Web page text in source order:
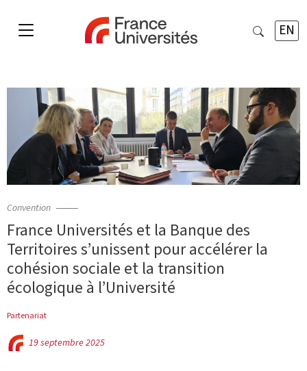
EN
Convention
France Universités et la Banque des
Territoires s’unissent pour accélérer la
cohésion sociale et la transition
écologique à l’Université
Partenariat
19 septembre 2025